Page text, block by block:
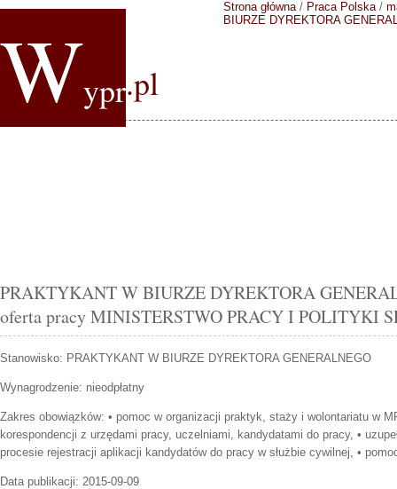
Wypr.pl
Strona główna/ Praca Polska/
BIURZE DYREKTORA
PRAKTYKANT W BIURZE DYREKTORA
oferta pracy MINISTERSTWO PRACY I POLITYKI
Stanowisko: PRAKTYKANT W BIURZE DYREKTORA GENERALNEGO
Wynagrodzenie: nieodpłatny
Zakres obowiązków: • pomoc w organizacji praktyk, staży i wolontariatu w
korespondencji z urzędami pracy, uczelniami, kandydatami do pracy, •
procesie rejestracji aplikacji kandydatów do pracy w służbie cywilnej, •
Data publikacji: 2015-09-09